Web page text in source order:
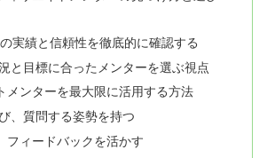
実績と信頼性を徹底的に確認する
と目標に合ったメンターを選ぶ視点
メンターを最大限に活用する方法
、質問する姿勢を持つ
フィードバックを活かす